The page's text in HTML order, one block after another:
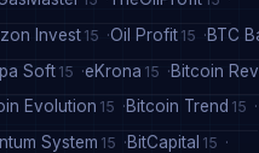
Invest 15 Oil Profit 15 BTC
Soft 15 eKrona 15 Bitcoin
Evolution 15 Bitcoin Trend 15
System 15 BitCapital 15